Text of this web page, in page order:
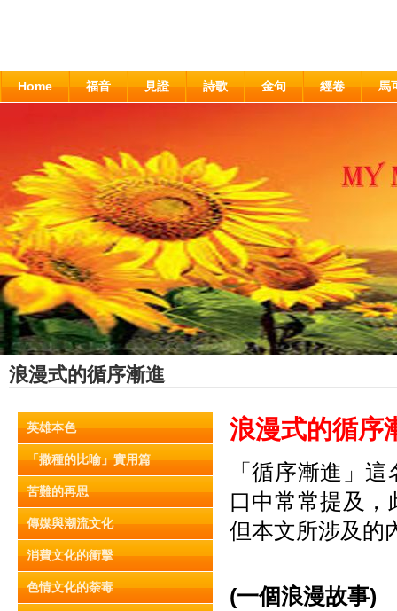
Home 福音 見證 詩歌 金句 經卷 馬
浪漫式的循序漸進
英雄本色
「撒種的比喻」實用篇
苦難的再思
傳媒與潮流文化
消費文化的衝擊
色情文化的荼毒
浪漫式的循序
「循序漸進」
口中常常提及
但本文所涉及的
(一個浪漫故事)